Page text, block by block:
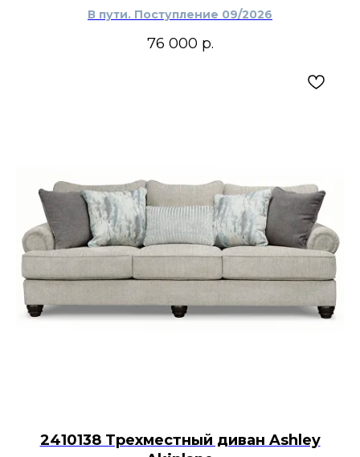
В пути. Поступление 09/2026
76 000 р.
2410138 Трехместный диван Ashley